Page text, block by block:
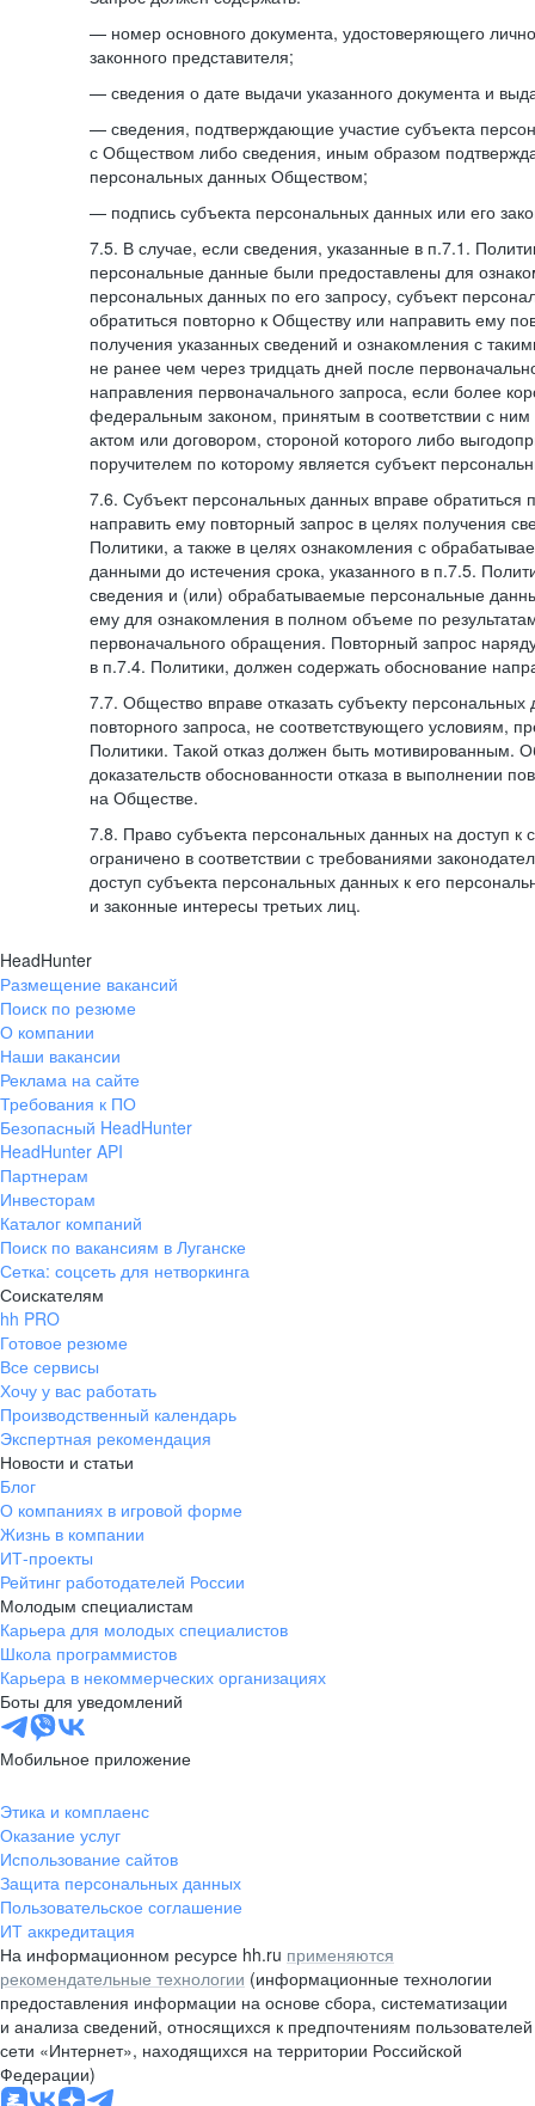
— номер основного документа, удостоверяющего
законного представителя;
— сведения о дате выдачи указанного документа и
— сведения, подтверждающие участие субъекта
с Обществом либо сведения, иным образом
персональных данных Обществом;
— подпись субъекта персональных данных или его
7.5. В случае, если сведения, указанные в п.7.1.
персональные данные были предоставлены для
персональных данных по его запросу, субъект
обратиться повторно к Обществу или направить ему
получения указанных сведений и ознакомления с
не ранее чем через тридцать дней после
направления первоначального запроса, если более
федеральным законом, принятым в соответствии с
актом или договором, стороной которого либо
поручителем по которому является субъект
7.6. Субъект персональных данных вправе обратиться
направить ему повторный запрос в целях получения
Политики, а также в целях ознакомления с
данными до истечения срока, указанного в п.7.5.
сведения и (или) обрабатываемые персональные
ему для ознакомления в полном объеме по
первоначального обращения. Повторный запрос
в п.7.4. Политики, должен содержать обоснование
7.7. Общество вправе отказать субъекту
повторного запроса, не соответствующего условиям,
Политики. Такой отказ должен быть мотивированным.
доказательств обоснованности отказа в выполнении
на Обществе.
7.8. Право субъекта персональных данных на доступ
ограничено в соответствии с требованиями
доступ субъекта персональных данных к его
и законные интересы третьих лиц.
HeadHunter
Размещение вакансий
Поиск по резюме
О компании
Наши вакансии
Реклама на сайте
Требования к ПО
Безопасный HeadHunter
HeadHunter API
Партнерам
Инвесторам
Каталог компаний
Поиск по вакансиям в Луганске
Сетка: соцсеть для нетворкинга
Соискателям
hh PRO
Готовое резюме
Все сервисы
Хочу у вас работать
Производственный календарь
Экспертная рекомендация
Новости и статьи
Блог
О компаниях в игровой форме
Жизнь в компании
ИТ-проекты
Рейтинг работодателей России
Молодым специалистам
Карьера для молодых специалистов
Школа программистов
Карьера в некоммерческих организациях
Боты для уведомлений
Мобильное приложение
Этика и комплаенс
Оказание услуг
Использование сайтов
Защита персональных данных
Пользовательское соглашение
ИТ аккредитация
На информационном ресурсе hh.ru применяются
рекомендательные технологии (информационные технологии
предоставления информации на основе сбора, систематизации
и анализа сведений, относящихся к предпочтениям пользователей
сети «Интернет», находящихся на территории Российской
Федерации)